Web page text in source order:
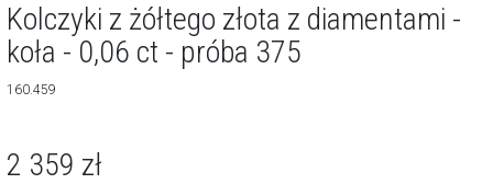
Kolczyki z żółtego złota z diamentami -
koła - 0,06 ct - próba 375
160.459
2 359 zł